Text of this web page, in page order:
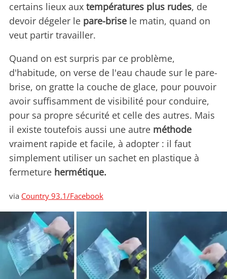
certains lieux aux températures plus rudes, de
devoir dégeler le pare-brise le matin, quand on
veut partir travailler.
Quand on est surpris par ce problème,
d'habitude, on verse de l'eau chaude sur le pare-
brise, on gratte la couche de glace, pour pouvoir
avoir suffisamment de visibilité pour conduire,
pour sa propre sécurité et celle des autres. Mais
il existe toutefois aussi une autre méthode
vraiment rapide et facile, à adopter : il faut
simplement utiliser un sachet en plastique à
fermeture hermétique.
via Country 93.1/Facebook